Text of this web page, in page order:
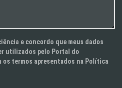
e concordo que meus dados
utilizados pelo Portal do
os termos apresentados na Política